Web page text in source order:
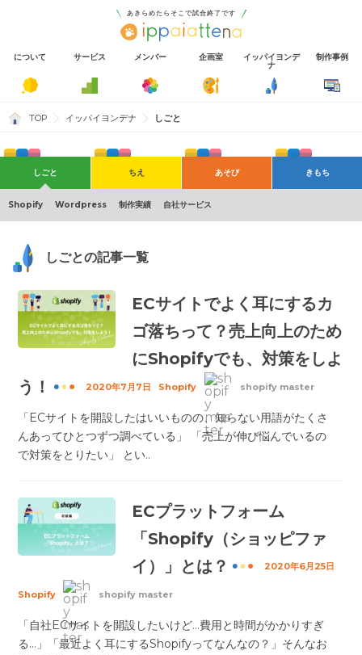
あきらめたらそこで試合終了です
について サービス メンバー 企画室 イッパイヨンデ
ナ
制作事例
TOP イッパイヨンデナ しごと
しごと
Shopify Wordpress 制作実績 自社サービス
ちえ
AI ディレクション デザイン ブランディング
あそび
そとでのあそび 社内イベント
きもち
おもい すき
しごとの記事一覧
ECサイトでよく耳にするカ
ゴ落ちって？売上向上のため
にShopifyでも、対策をしよ
う！
2020年7月7日 Shopify shopify master
「ECサイトを開設したはいいものの、知らない用語がたくさ
んあってひとつずつ調べている」 「売上が伸び悩んでいるの
で対策をとりたい」 とい..
ECプラットフォーム
「Shopify（ショッピファ
イ）」とは？
2020年6月25日
Shopify shopify master
「自社ECサイトを開設したいけど…費用と時間がかかりすぎ
る…」「最近よく耳にするShopifyってなんなの？」そんなお